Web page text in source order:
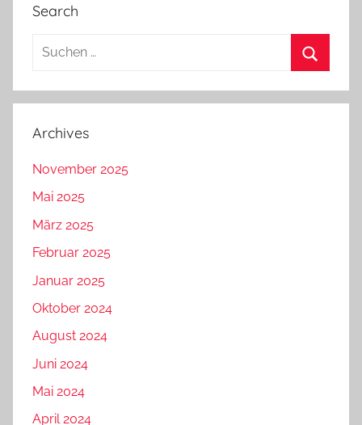
Search
Suchen
Archives
November 2025
Mai 2025
März 2025
Februar 2025
Januar 2025
Oktober 2024
August 2024
Juni 2024
Mai 2024
April 2024